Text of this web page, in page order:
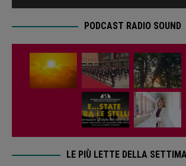
PODCAST RADIO SOUND
LE PIÙ LETTE DELLA